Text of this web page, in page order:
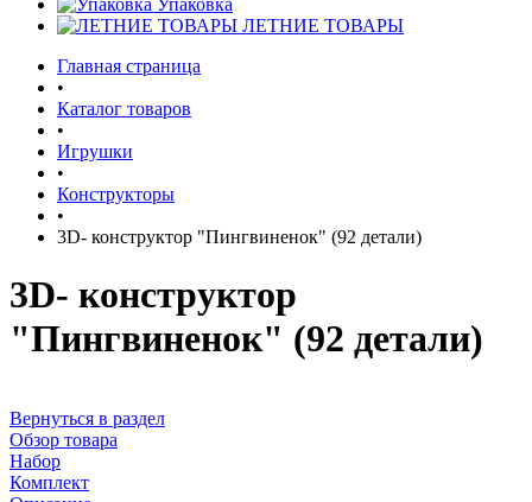
Упаковка
ЛЕТНИЕ ТОВАРЫ
Главная страница
•
Каталог товаров
•
Игрушки
•
Конструкторы
•
3D- конструктор "Пингвиненок" (92 детали)
3D- конструктор
"Пингвиненок" (92 детали)
Вернуться в раздел
Обзор товара
Набор
Комплект